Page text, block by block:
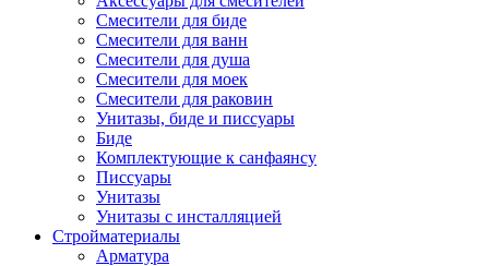
Смесители для биде
Смесители для ванн
Смесители для душа
Смесители для моек
Смесители для раковин
Унитазы, биде и писсуары
Биде
Комплектующие к санфаянсу
Писсуары
Унитазы
Унитазы с инсталляцией
Стройматериалы
Арматура